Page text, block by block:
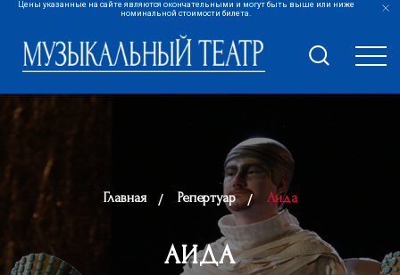
Цены указанные на сайте являются окончательными и могут быть выше или ниже
номинальной стоимости билета.
Главная Репертуар Аида
АИДА